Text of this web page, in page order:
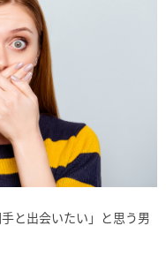
と出会いたい」と思う男